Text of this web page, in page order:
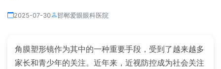
2025-07-30 邯郸爱眼眼科医院
角膜塑形镜作为其中的一种重要手段，受到了越来越多
家长和青少年的关注。近年来，近视防控成为社会关注